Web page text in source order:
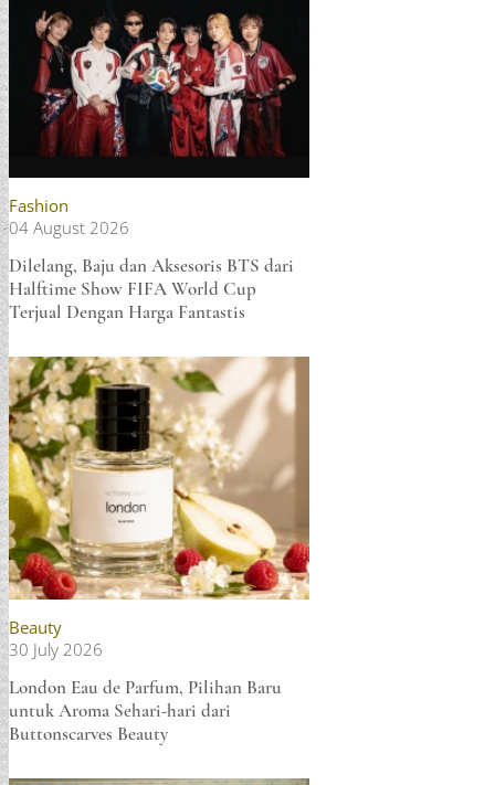
Fashion
04 August 2026
Dilelang, Baju dan Aksesoris BTS dari
Halftime Show FIFA World Cup
Terjual Dengan Harga Fantastis
Beauty
30 July 2026
London Eau de Parfum, Pilihan Baru
untuk Aroma Sehari-hari dari
Buttonscarves Beauty